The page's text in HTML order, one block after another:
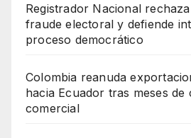
Registrador Nacional
fraude electoral y defiende
proceso democrático
Colombia reanuda
hacia Ecuador tras meses de
comercial